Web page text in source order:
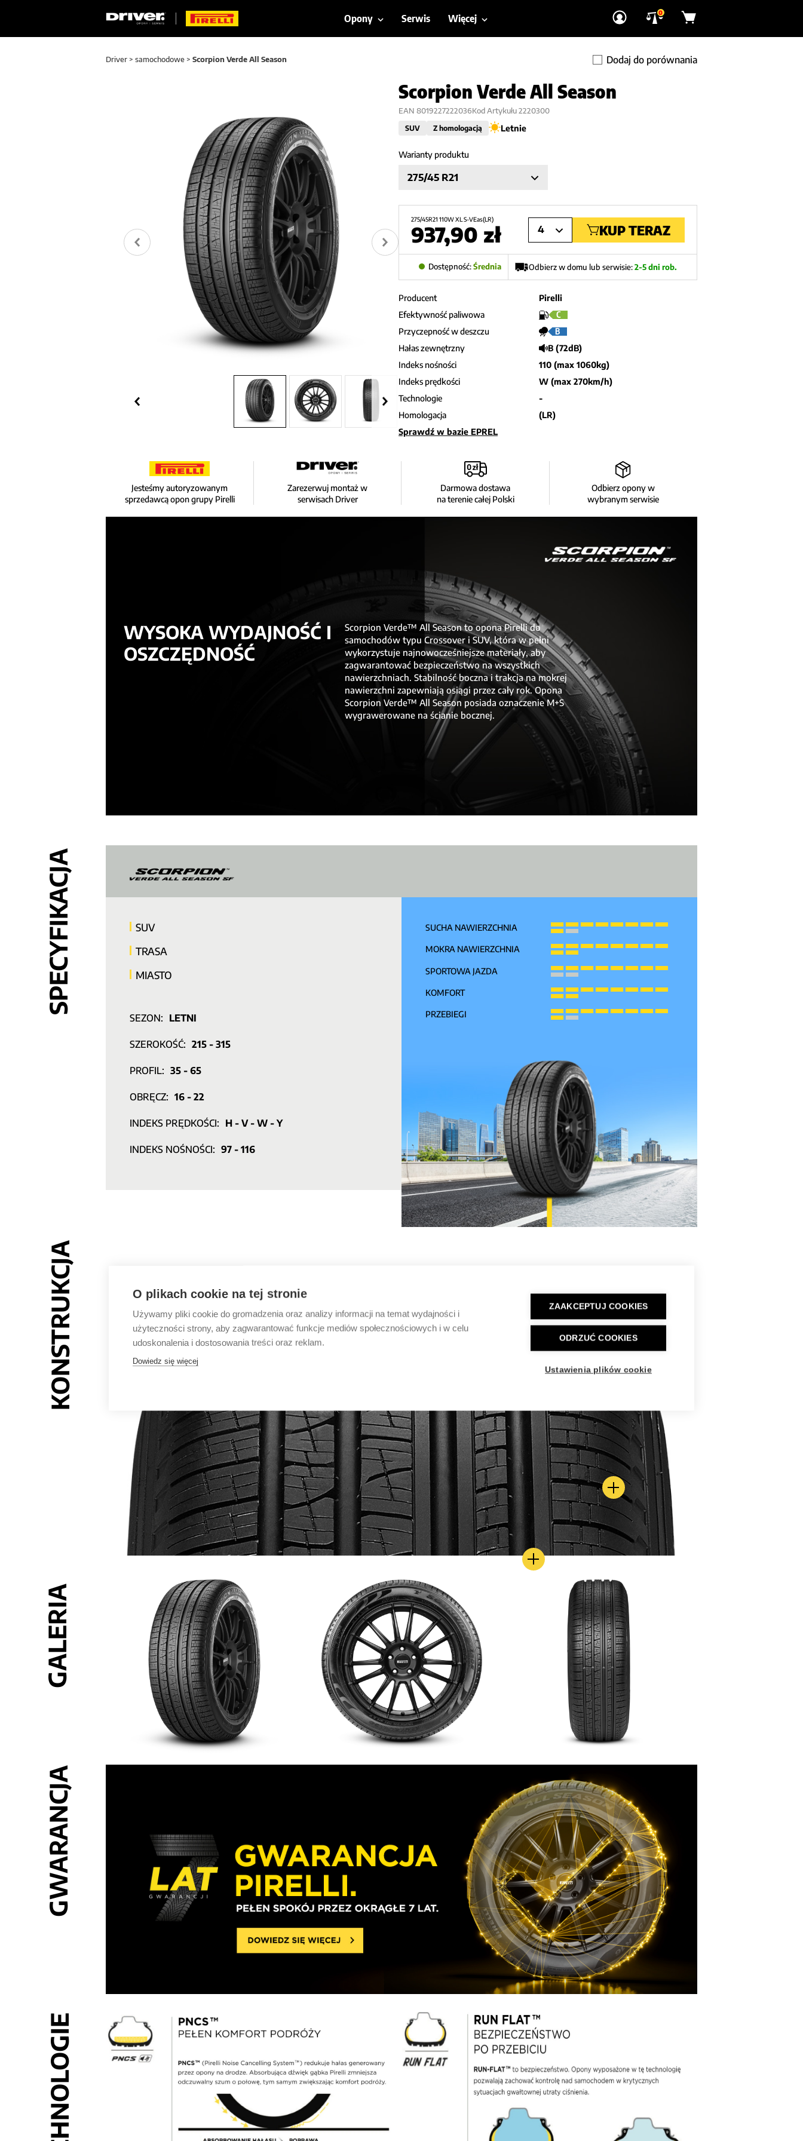
O plikach cookie na tej stronie
Używamy pliki cookie do gromadzenia oraz analizy informacji na temat wydajności i
użyteczności strony, aby zagwarantować funkcje mediów społecznościowych i w celu
udoskonalenia i dostosowania treści oraz reklam.
Dowiedz się więcej
ZAAKCEPTUJ COOKIES
ODRZUĆ COOKIES
Ustawienia plików cookie
Opony Serwis Więcej
0
Driver > samochodowe > Scorpion Verde All Season Dodaj do porównania
Scorpion Verde All Season
EAN 8019227222036Kod Artykułu 2220300
SUV
Z homologacją Letnie
Warianty produktu
275/45 R21
275/45R21 110W XL S-VEas(LR)
937,90 zł 4 KUP TERAZ
Dostępność:Średnia Odbierz w domu lub serwisie:2-5 dni rob.
Producent
Pirelli
Efektywność paliwowa
C
Przyczepność w deszczu B
Hałas zewnętrzny
B (72dB)
Indeks nośności
110 (max 1060kg)
Indeks prędkości
W (max 270km/h)
Technologie
-
Homologacja
(LR)
Sprawdź w bazie EPREL
Jesteśmy autoryzowanym
sprzedawcą opon grupy Pirelli
Zarezerwuj montaż w
serwisach Driver
Darmowa dostawa
na terenie całej Polski
Odbierz opony w
wybranym serwisie
WYSOKA WYDAJNOŚĆ I
OSZCZĘDNOŚĆ
Scorpion Verde™ All Season to opona Pirelli do
samochodów typu Crossover i SUV, która w pełni
wykorzystuje najnowocześniejsze materiały, aby
zagwarantować bezpieczeństwo na wszystkich
nawierzchniach. Stabilność boczna i trakcja na mokrej
nawierzchni zapewniają osiągi przez cały rok. Opona
Scorpion Verde™ All Season posiada oznaczenie M+S
wygrawerowane na ścianie bocznej.
SPECYFIKACJA
SUV
TRASA
MIASTO
SEZON: LETNI
SZEROKOŚĆ: 215 - 315
PROFIL: 35 - 65
OBRĘCZ: 16 - 22
INDEKS PRĘDKOŚCI: H - V - W - Y
INDEKS NOŚNOŚCI: 97 - 116
SUCHA NAWIERZCHNIA
MOKRA NAWIERZCHNIA
SPORTOWA JAZDA
KOMFORT
PRZEBIEGI
KONSTRUKCJA
GALERIA
GWARANCJA
TECHNOLOGIE